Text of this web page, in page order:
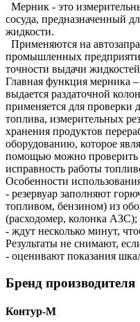
Мерник - это
сосуда, предназначенный
жидкости.
Применяются на
промышленных
точности выдачи
Главная функция мерника
выдается раздаточной
применяется для проверки
топлива, измерительных
хранения продуктов
оборудованию, которое
помощью можно проверить
исправность работы
Особенности
- резервуар заполняют
топливом, бензином) из
(расходомер, колонка АЗС);
- ждут несколько минут,
Результаты не снимают,
- оценивают показания
Бренд производителя
Контур-М